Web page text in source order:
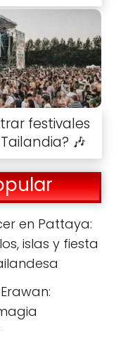
festivales
🎶
en Pattaya:
islas y fiesta